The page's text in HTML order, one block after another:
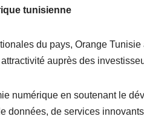
tunisienne
du pays, Orange
auprès des
numérique en soutenant le
données, de services